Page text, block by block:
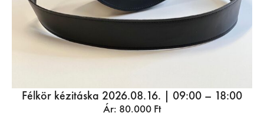
Félkör kézitáska 2026.08.16. | 09:00 – 18:00
Ár: 80.000 Ft